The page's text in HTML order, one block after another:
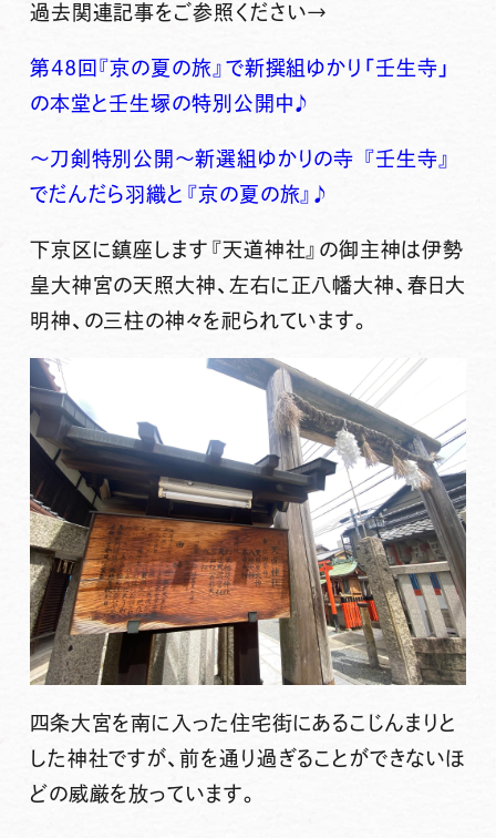
過去関連記事をご参照ください→
第48回『京の夏の旅』で新撰組ゆかり「壬生寺」
の本堂と壬生塚の特別公開中♪
～刀剣特別公開～新選組ゆかりの寺 『壬生寺』
でだんだら羽織と『京の夏の旅』♪
下京区に鎮座します『天道神社』の御主神は伊勢
皇大神宮の天照大神、左右に 正八幡大神、 春日大
明神、の三柱の神々を祀られています。
四条大宮を南に入った住宅街にあるこじんまりと
した神社ですが、前を通り過ぎることができないほ
どの威厳を放っています。